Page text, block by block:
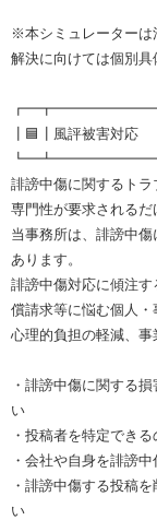
※本シミュレーターは
解決に向けては個別具
┃🟦┃風評被害対応
誹謗中傷に関するト
専門性が要求されるだ
当事務所は、誹謗中
あります。
誹謗中傷対応に傾注
償請求等に悩む個人・
心理的負担の軽減、事
・誹謗中傷に関する
い
・投稿者を特定でき
・会社や自身を誹謗
・誹謗中傷する投稿
い